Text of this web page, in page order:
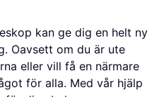
kan ge dig en helt ny
Oavsett om du är ute
eller vill få en närmare
för alla. Med vår hjälp